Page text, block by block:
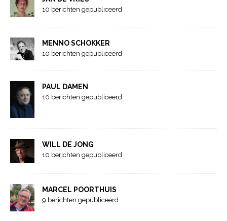
10 berichten gepubliceerd
MENNO SCHOKKER
10 berichten gepubliceerd
PAUL DAMEN
10 berichten gepubliceerd
WILL DE JONG
10 berichten gepubliceerd
MARCEL POORTHUIS
9 berichten gepubliceerd